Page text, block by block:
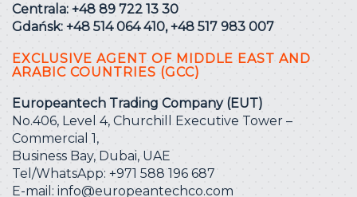
Centrala: +48 89 722 13 30
Gdańsk: +48 514 064 410, +48 517 983 007
EXCLUSIVE AGENT OF MIDDLE EAST AND
ARABIC COUNTRIES (GCC)
Europeantech Trading Company (EUT)
No.406, Level 4, Churchill Executive Tower –
Commercial 1,
Business Bay, Dubai, UAE
Tel/WhatsApp: +971 588 196 687
E-mail: info@europeantechco.com